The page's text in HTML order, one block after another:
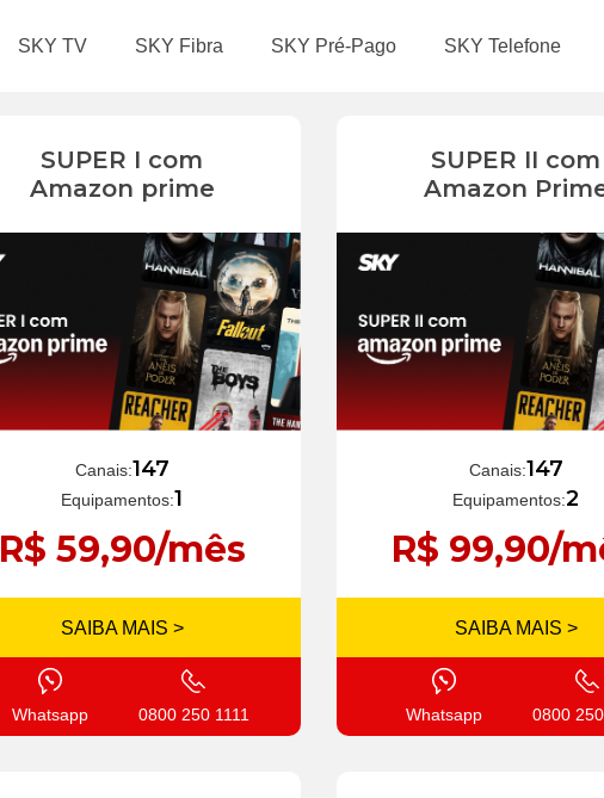
SKY TV SKY Fibra SKY Pré-Pago SKY Telefone
SUPER I com
Amazon prime
Canais:147
Equipamentos:1
R$ 59,90/mês
SAIBA MAIS >
Whatsapp 0800 250 1111
SUPER II com
Amazon
Canais:147
Equipamentos:2
R$ 99,90/
SAIBA MAIS >
Whatsapp 0800